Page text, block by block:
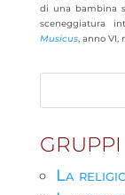
di una bambina
sceneggiatura
Musicus, anno VI,
La